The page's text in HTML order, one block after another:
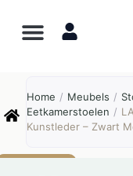
Home / Meubels /
Eetkamerstoelen /
Kunstleder – Zwart
Online